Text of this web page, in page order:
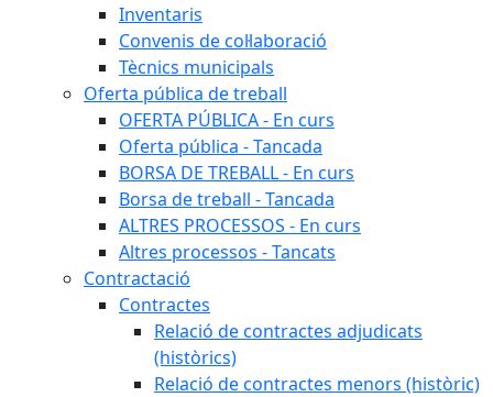
Inventaris
Convenis de col·laboració
Tècnics municipals
Oferta pública de treball
OFERTA PÚBLICA - En curs
Oferta pública - Tancada
BORSA DE TREBALL - En curs
Borsa de treball - Tancada
ALTRES PROCESSOS - En curs
Altres processos - Tancats
Contractació
Contractes
Relació de contractes adjudicats
(històrics)
Relació de contractes menors (històric)